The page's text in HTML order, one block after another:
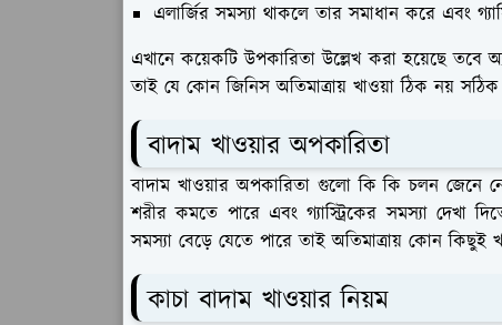
এলার্জির সমস্যা থাকলে তার সমাধান করে এবং
এখানে কয়েকটি উপকারিতা উল্লেখ করা হয়েছে তবে
তাই যে কোন জিনিস অতিমাত্রায় খাওয়া ঠিক নয় সঠিক
বাদাম খাওয়ার অপকারিতা
বাদাম খাওয়ার অপকারিতা গুলো কি কি চলন জেনে
শরীর কমতে পারে এবং গ্যাস্ট্রিকের সমস্যা দেখা
সমস্যা বেড়ে যেতে পারে তাই অতিমাত্রায় কোন
কাচা বাদাম খাওয়ার নিয়ম